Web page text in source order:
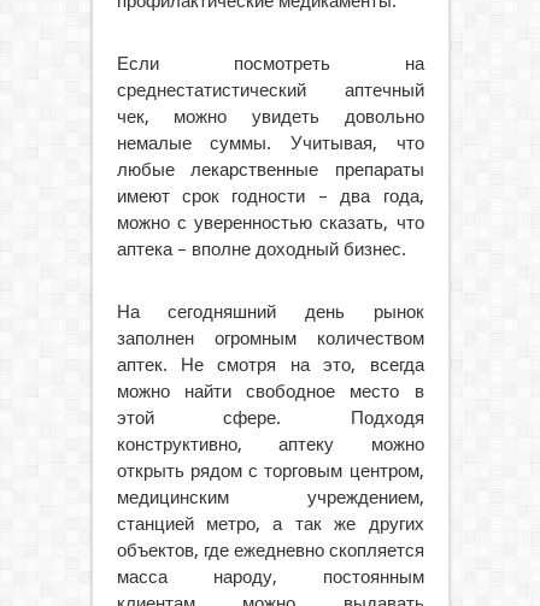
Если посмотреть на
среднестатистический аптечный
чек, можно увидеть довольно
немалые суммы. Учитывая, что
любые лекарственные препараты
имеют срок годности – два года,
можно с уверенностью сказать, что
аптека – вполне доходный бизнес.
На сегодняшний день рынок
заполнен огромным количеством
аптек. Не смотря на это, всегда
можно найти свободное место в
этой сфере. Подходя
конструктивно, аптеку можно
открыть рядом с торговым центром,
медицинским учреждением,
станцией метро, а так же других
объектов, где ежедневно скопляется
масса народу, постоянным